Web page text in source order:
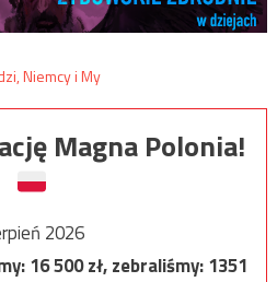
Magna Polonia!
2026
16 500zł, zebraliśmy:1351